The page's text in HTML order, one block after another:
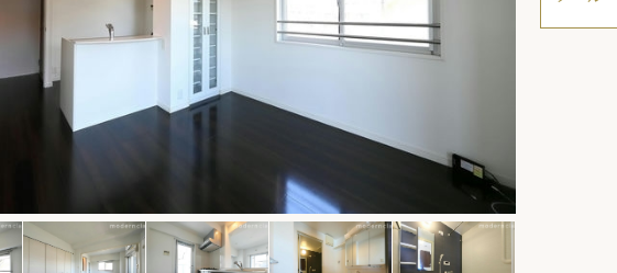
人気エリアから探す
アクセスランキング
閲覧履歴
保存した検索条件